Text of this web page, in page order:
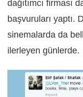
dağıtımcı firması
başvuruları yaptı.
sinemalarda da
ilerleyen günlerde.